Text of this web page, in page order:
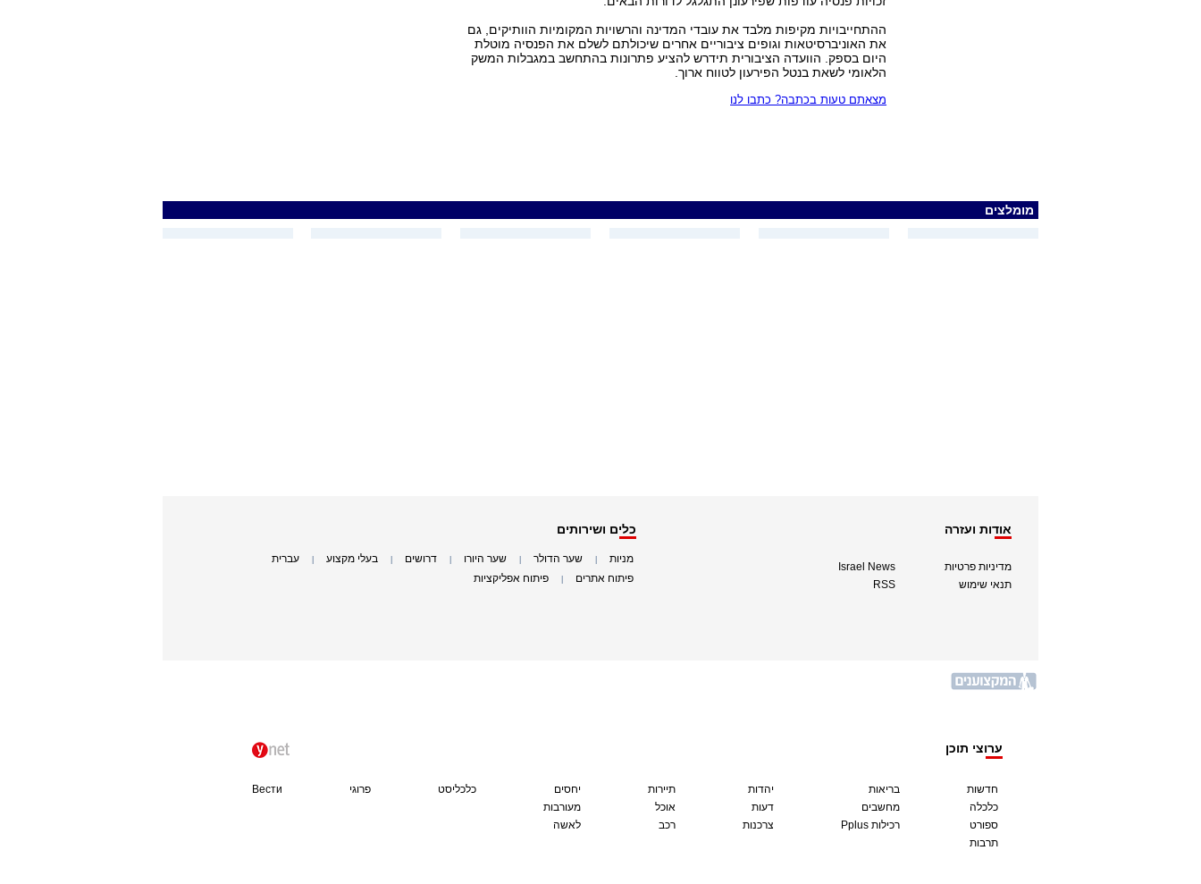
ההתחייבויות מקיפות מלבד את עובדי המדינה והרשויות המקומיות הוותיקים, גם
את האוניברסיטאות וגופים ציבוריים אחרים שיכולתם לשלם את הפנסיה מוטלת
היום בספק. הוועדה הציבורית תידרש להציע פתרונות בהתחשב במגבלות המשק
הלאומי לשאת בנטל הפירעון לטווח ארוך.
מצאתם טעות בכתבה? כתבו לנו
מומלצים
אודות ועזרה
מדיניות פרטיות
תנאי שימוש
Israel News
RSS
כלים ושירותים
מניות שער הדולר שער היורו דרושים בעלי מקצוע עברית
פיתוח אתרים פיתוח אפליקציות
ערוצי תוכן
חדשות
כלכלה
ספורט
תרבות
בריאות
מחשבים
Pplus רכילות
יהדות
דעות
צרכנות
תיירות
אוכל
רכב
יחסים
מעורבות
לאשה
כלכליסט פרוגי Вести